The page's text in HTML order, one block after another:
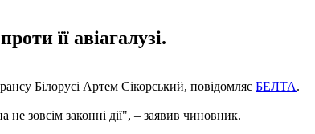
її авіагалузі.
Білорусі Артем Сікорський, повідомляє БЕЛТА.
зовсім законні дії", – заявив чиновник.